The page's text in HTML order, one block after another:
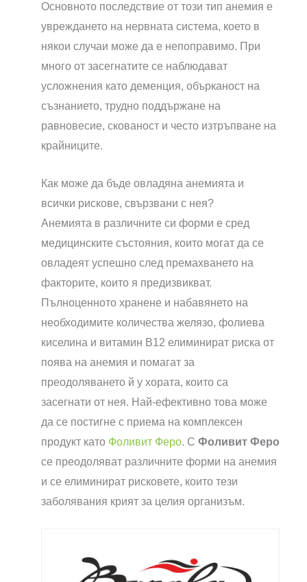
Основното последствие от този тип анемия е
увреждането на нервната система, което в
някои случаи може да е непоправимо. При
много от засегнатите се наблюдават
усложнения като деменция, обърканост на
съзнанието, трудно поддържане на
равновесие, скованост и често изтръпване на
крайниците.
Как може да бъде овладяна анемията и
всички рискове, свързвани с нея?
Анемията в различните си форми е сред
медицинските състояния, които могат да се
овладеят успешно след премахването на
факторите, които я предизвикват.
Пълноценното хранене и набавянето на
необходимите количества желязо, фолиева
киселина и витамин В12 елиминират риска от
поява на анемия и помагат за
преодоляването й у хората, които са
засегнати от нея. Най-ефективно това може
да се постигне с приема на комплексен
продукт като Фоливит Феро. С Фоливит Феро
се преодоляват различните форми на анемия
и се елиминират рисковете, които тези
заболявания крият за целия организъм.